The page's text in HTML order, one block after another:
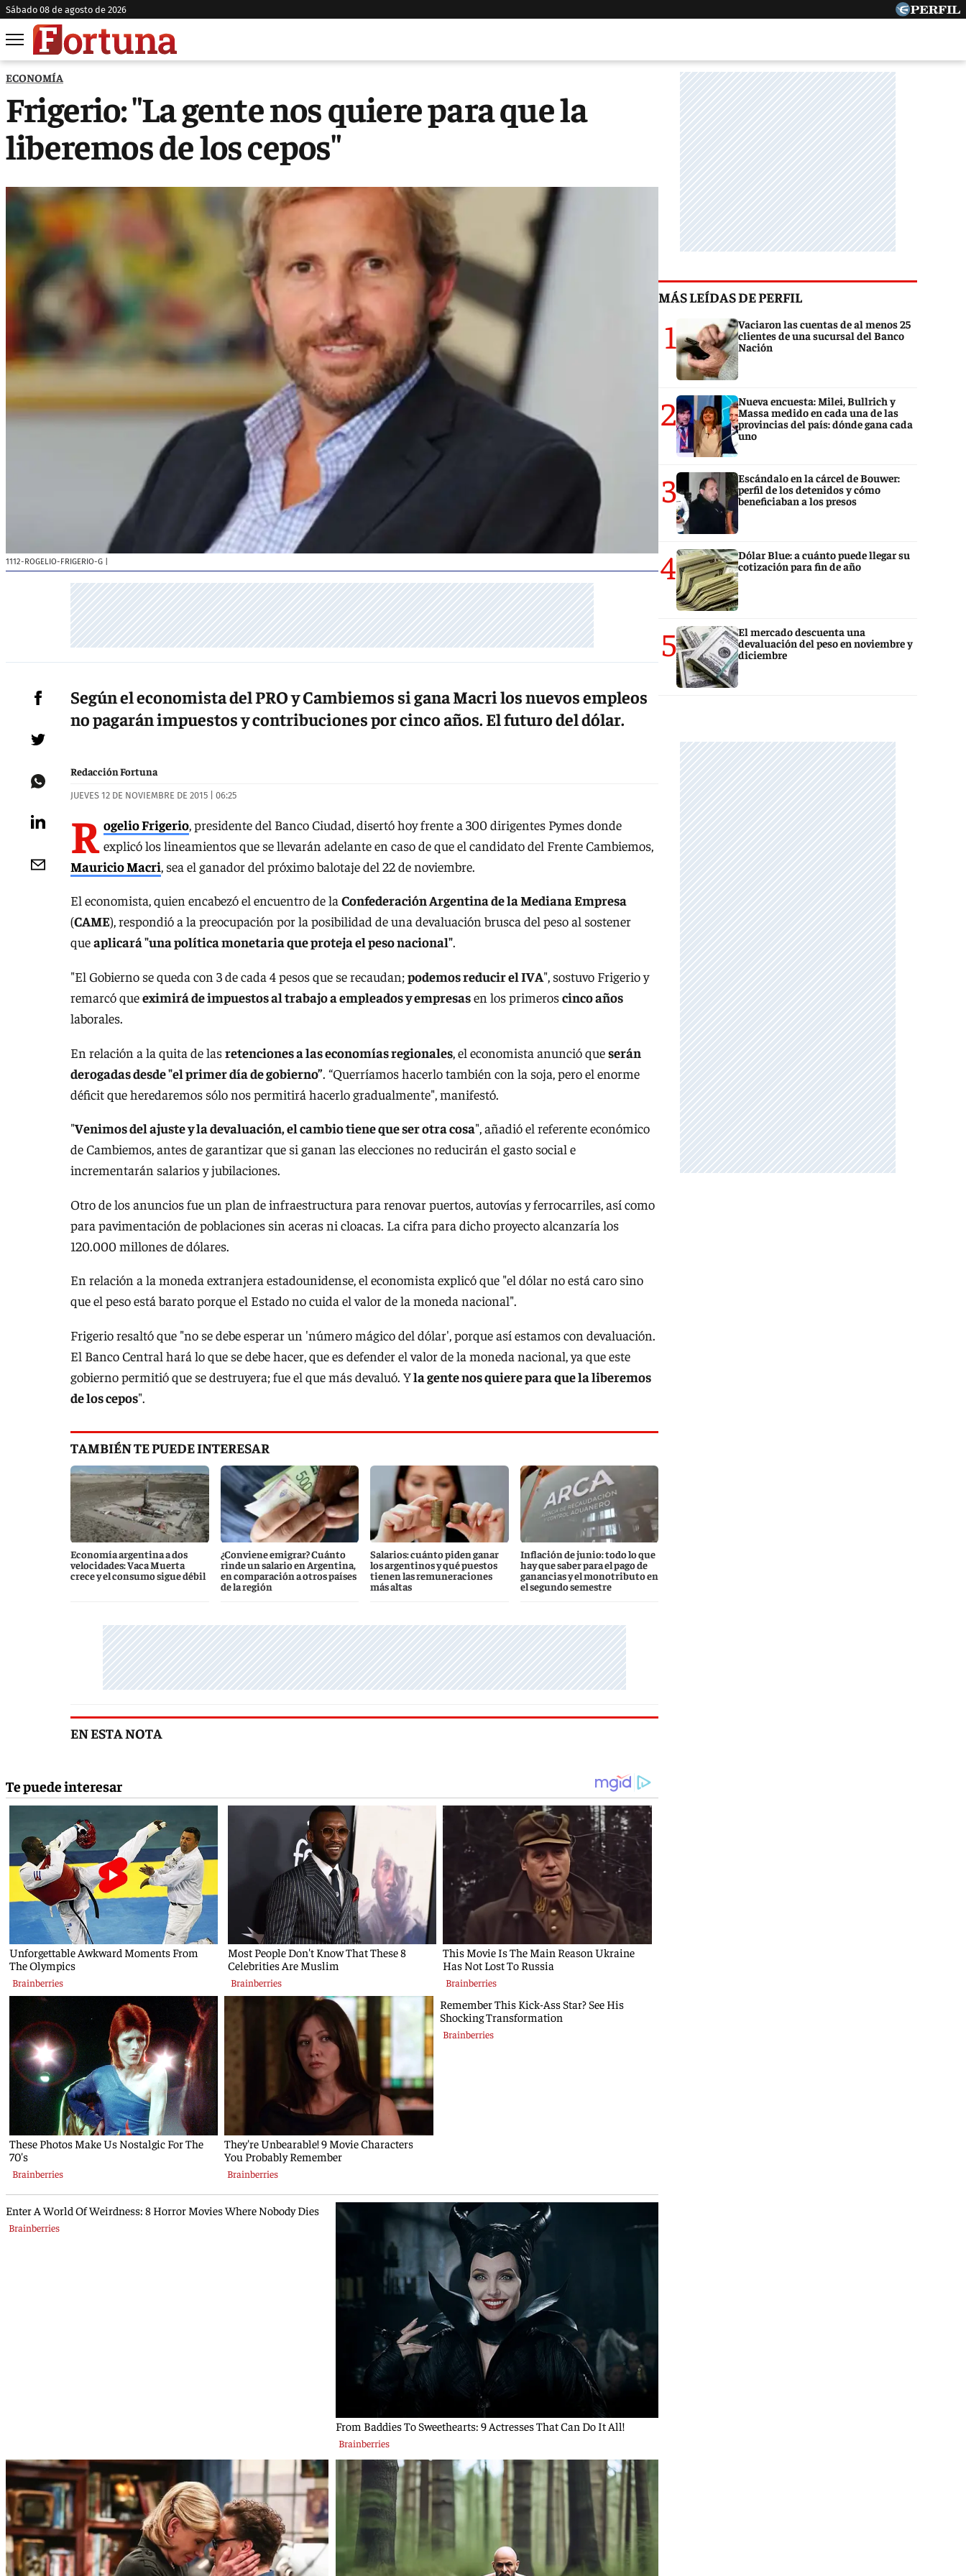
sábado 08 de agosto de 2026
ECONOMÍA
Frigerio: "La gente nos quiere para que la
liberemos de los cepos"
1112-ROGELIO-FRIGERIO-G
Según el economista del PRO y Cambiemos si gana Macri los nuevos empleos
no pagarán impuestos y contribuciones por cinco años. El futuro del dólar.
Redacción Fortuna
JUEVES 12 DE NOVIEMBRE DE 2015 | 06:25
R ogelio Frigerio, presidente del Banco Ciudad, disertó hoy frente a 300 dirigentes Pymes donde
explicó los lineamientos que se llevarán adelante en caso de que el candidato del Frente Cambiemos,
MauricioMacri, sea el ganador del próximo balotaje del 22 de noviembre.
El economista, quien encabezó el encuentro de la Confederación Argentina de la Mediana Empresa
(CAME), respondió a la preocupación por la posibilidad de una devaluación brusca del peso al sostener
queaplicará "una política monetaria que proteja el peso nacional".
"El Gobierno se queda con 3 de cada 4 pesos que se recaudan;podemos reducir el IVA", sostuvo Frigerio y
remarcó queeximirá de impuestos al trabajo a empleados y empresasen los primeroscinco años
laborales.
En relación a la quita de lasretenciones a las economías regionales , el economista anunció queserán
derogadas desde "el primer día de gobierno”. “Querríamos hacerlo también con la soja, pero el enorme
déficit que heredaremos sólo nos permitirá hacerlo gradualmente", manifestó.
"Venimos del ajuste y la devaluación, el cambio tiene que ser otra cosa", añadió el referente económico
de Cambiemos, antes de garantizar que si ganan las elecciones no reducirán el gasto social e
incrementarán salarios y jubilaciones.
Otro de los anuncios fue un plan de infraestructura para renovar puertos, autovías y ferrocarriles, así como
para pavimentación de poblaciones sin aceras ni cloacas. La cifra para dicho proyecto alcanzaría los
120.000 millones de dólares.
En relación a la moneda extranjera estadounidense, el economista explicó que "el dólar no está caro sino
que el peso está barato porque el Estado no cuida el valor de la moneda nacional".
Frigerio resaltó que "no se debe esperar un 'número mágico del dólar', porque así estamos con devaluación.
El Banco Central hará lo que se debe hacer, que es defender el valor de la moneda nacional, ya que este
gobierno permitió que se destruyera; fue el que más devaluó. Yla gente nos quiere para que la liberemos
de los cepos".
TAMBIÉN TE PUEDE INTERESAR
Economía argentina a dos
velocidades: Vaca Muerta
crece y el consumo sigue débil
¿Conviene emigrar? Cuánto
rinde un salario en Argentina,
en comparación a otros países
de la región
Salarios: cuánto piden ganar
los argentinos y qué puestos
tienen las remuneraciones
más altas
Inflación de junio: todo lo que
hay que saber para el pago de
ganancias y el monotributo en
el segundo semestre
EN ESTA NOTA
MÁS LEÍDAS DE PERFIL
1
Vaciaron las cuentas de al menos 25
clientes de una sucursal del Banco
Nación
2
Nueva encuesta: Milei, Bullrich y
Massa medido en cada una de las
provincias del país: dónde gana cada
uno
3
Escándalo en la cárcel de Bouwer:
perfil de los detenidos y cómo
beneficiaban a los presos
4
Dólar Blue: a cuánto puede llegar su
cotización para fin de año
5
El mercado descuenta una
devaluación del peso en noviembre y
diciembre